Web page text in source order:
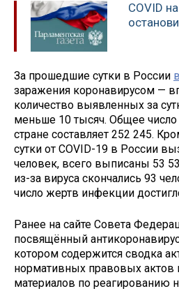
COVID
За прошедшие сутки в России
заражения коронавирусом —
количество выявленных за
меньше 10 тысяч. Общее
стране составляет 252 245.
сутки от COVID-19 в России
человек, всего выписаны 53
из-за вируса скончались 93
число жертв инфекции
Ранее на сайте Совета
посвящённый
котором содержится сводка
нормативных правовых
материалов по реагированию